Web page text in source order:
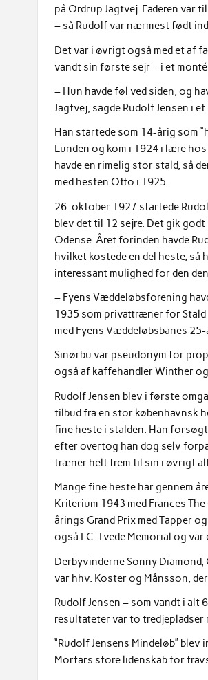
på Ordrup Jagtvej. Faderen var
– så Rudolf var nærmest født
Det var i øvrigt også med et af
vandt sin første sejr – i et
– Hun havde føl ved siden, og
Jagtvej, sagde Rudolf Jensen i
Han startede som 14-årig som
Lunden og kom i 1924 i lære
havde en rimelig stor stald, så
med hesten Otto i 1925.
26. oktober 1927 startede
blev det til 12 sejre. Det gik
Odense. Året forinden havde
hvilket kostede en del heste, så
interessant mulighed for den
– Fyens Væddeløbsforening
1935 som privattræner for
med Fyens Væddeløbsbanes
Sinørbu var pseudonym for
også af kaffehandler Winther
Rudolf Jensen blev i første
tilbud fra en stor københavnsk
fine heste i stalden. Han
efter overtog han dog selv
træner helt frem til sin i øvrigt
Mange fine heste har gennem
Kriterium 1943 med Frances
årings Grand Prix med Tapper
også I.C. Tvede Memorial og
Derbyvinderne Sonny
var hhv. Koster og Månsson,
Rudolf Jensen – som vandt i alt
resultateter var to tredjepladser
“Rudolf Jensens Mindeløb”
Morfars store lidenskab for